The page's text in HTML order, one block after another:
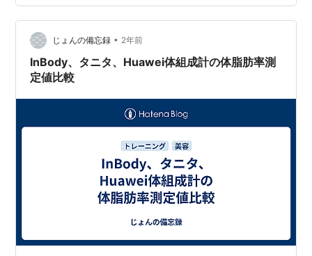
なりました。さすがにストレスですかね。 筋トレのメニ
ューも軽くなりました。以前のようにオールアウトしな
くなりました。限界までやる気力が出ない。さすがに還
暦近くで毎回オールアウトってのは、心肺への負担が不
安ですし。 あと、ちょっと前に無理に高重量ベン…
じょんの備忘録 • 2年前
InBody、タニタ、Huawei体組成計の体脂肪率測
定値比較